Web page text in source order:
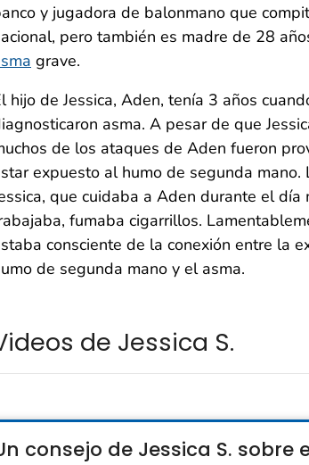
y jugadora de balonmano que
pero también es madre de 28
grave.
hijo de Jessica, Aden, tenía 3 años
asma. A pesar de que
de los ataques de Aden fueron
expuesto al humo de segunda mano.
que cuidaba a Aden durante el día
fumaba cigarrillos.
consciente de la conexión entre la
de segunda mano y el asma.
de Jessica S.
consejo de Jessica S. sobre